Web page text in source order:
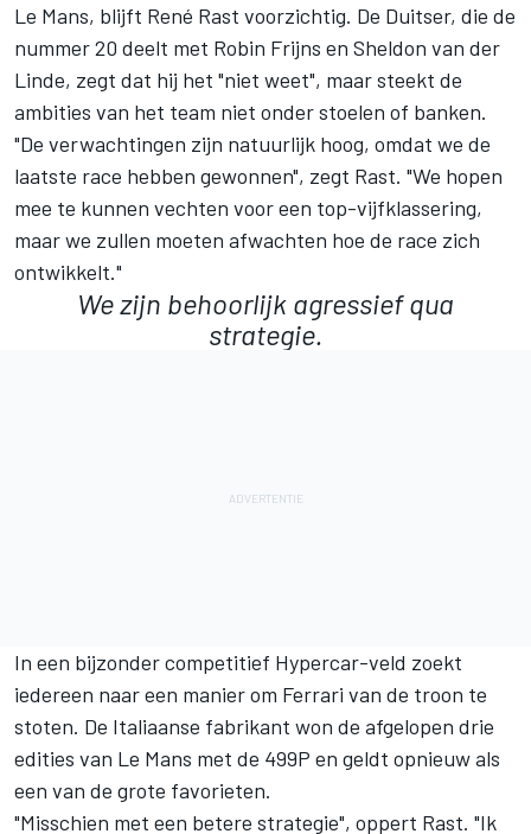
Le Mans, blijft René Rast voorzichtig. De Duitser, die de
nummer 20 deelt met Robin Frijns en Sheldon van der
Linde, zegt dat hij het "niet weet", maar steekt de
ambities van het team niet onder stoelen of banken.
"De verwachtingen zijn natuurlijk hoog, omdat we de
laatste race hebben gewonnen", zegt Rast. "We hopen
mee te kunnen vechten voor een top-vijfklassering,
maar we zullen moeten afwachten hoe de race zich
ontwikkelt."
We zijn behoorlijk agressief qua
strategie.
In een bijzonder competitief Hypercar-veld zoekt
iedereen naar een manier om Ferrari van de troon te
stoten. De Italiaanse fabrikant won de afgelopen drie
edities van Le Mans met de 499P en geldt opnieuw als
een van de grote favorieten.
"Misschien met een betere strategie", oppert Rast. "Ik